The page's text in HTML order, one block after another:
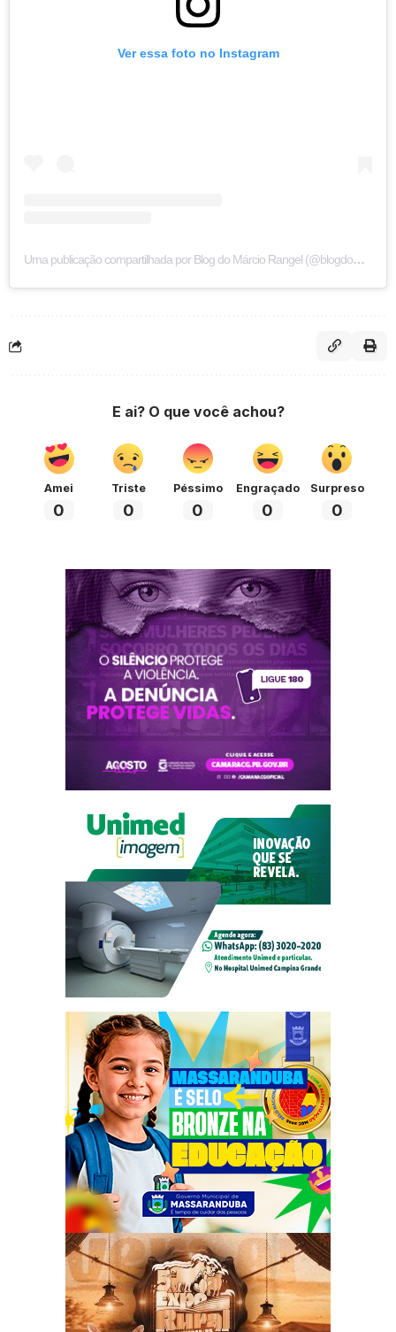
Ver essa foto no Instagram
Uma publicação compartilhada por Blog do Márcio Rangel (@blogdomarciorangelpb)
E ai? O que você achou?
Amei
0
Triste
0
Péssimo
0
Engraçado
0
Surpreso
0